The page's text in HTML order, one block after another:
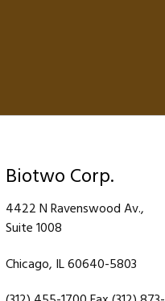
Biotwo Corp.
4422 N Ravenswood Av.,
Suite 1008
Chicago, IL 60640-5803